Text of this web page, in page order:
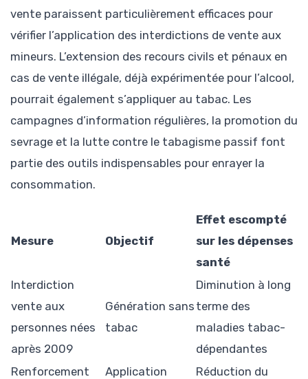
vente paraissent particulièrement efficaces pour
vérifier l’application des interdictions de vente aux
mineurs. L’extension des recours civils et pénaux en
cas de vente illégale, déjà expérimentée pour l’alcool,
pourrait également s’appliquer au tabac. Les
campagnes d’information régulières, la promotion du
sevrage et la lutte contre le tabagisme passif font
partie des outils indispensables pour enrayer la
consommation.
Mesure Objectif
Effet escompté
sur les dépenses
santé
Interdiction
vente aux
personnes nées
après 2009
Génération sans
tabac
Diminution à long
terme des
maladies tabac-
dépendantes
Renforcement
Application
Réduction du